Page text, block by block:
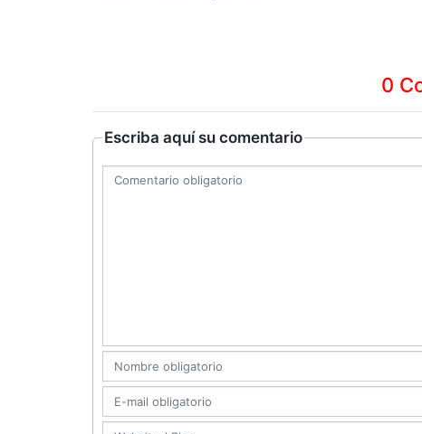
0
Escriba aquí su comentario